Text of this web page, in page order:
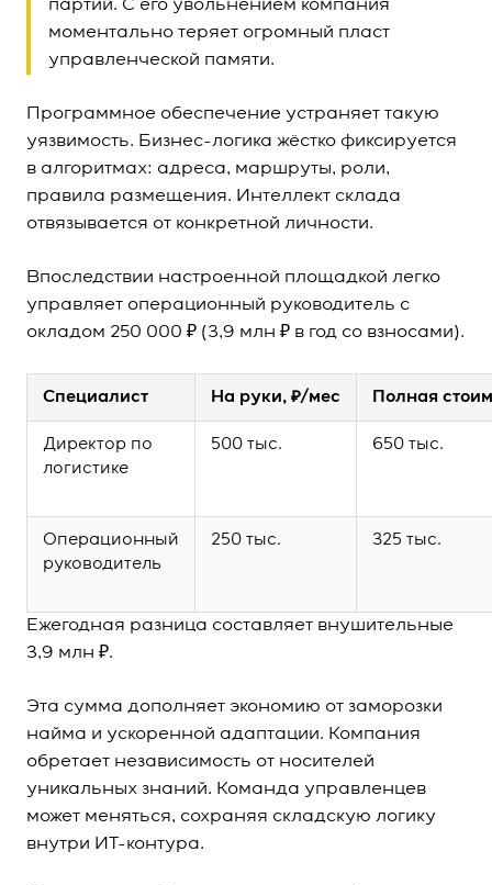
партий. С его увольнением компания
моментально теряет огромный пласт
управленческой памяти.
Программное обеспечение устраняет такую
уязвимость. Бизнес-логика жёстко фиксируется
в алгоритмах: адреса, маршруты, роли,
правила размещения. Интеллект склада
отвязывается от конкретной личности.
Впоследствии настроенной площадкой легко
управляет операционный руководитель с
окладом 250 000 ₽ (3,9 млн ₽ в год со взносами).
Специалист На руки, ₽/мес Полная
Директор по
логистике
500 тыс. 650 тыс.
Операционный
руководитель
250 тыс. 325 тыс.
Ежегодная разница составляет внушительные
3,9 млн ₽.
Эта сумма дополняет экономию от заморозки
найма и ускоренной адаптации. Компания
обретает независимость от носителей
уникальных знаний. Команда управленцев
может меняться, сохраняя складскую логику
внутри ИТ-контура.